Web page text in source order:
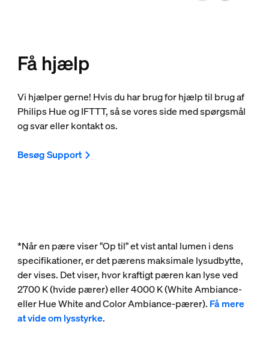
Få hjælp
Vi hjælper gerne! Hvis du har brug for hjælp til brug af
Philips Hue og IFTTT, så se vores side med spørgsmål
og svar eller kontakt os.
Besøg Support
*Når en pære viser "Op til" et vist antal lumen i dens
specifikationer, er det pærens maksimale lysudbytte,
der vises. Det viser, hvor kraftigt pæren kan lyse ved
2700 K (hvide pærer) eller 4000 K (White Ambiance-
eller Hue White and Color Ambiance-pærer). Få mere
at vide om lysstyrke.